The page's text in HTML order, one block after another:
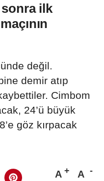
sonra ilk
değil.
demir atıp
Cimbom
24’ü büyük
göz kırpacak
A A